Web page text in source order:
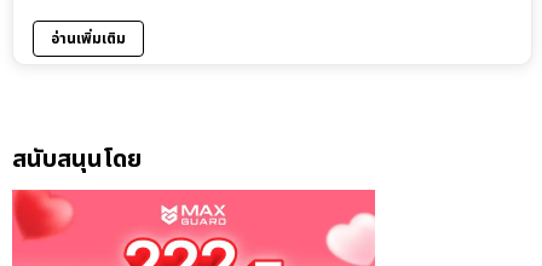
อ่านเพิ่มเติม
สนับสนุนโดย